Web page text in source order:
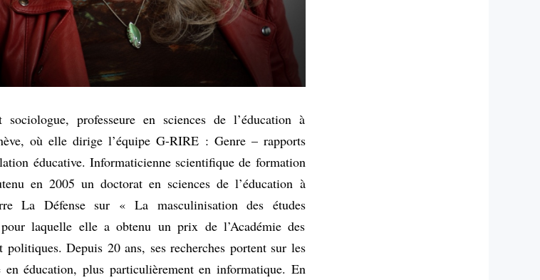
professeure en sciences de l’éducation à
où elle dirige l’équipe G-RIRE : Genre – rapports
éducative. Informaticienne scientifique de formation
en 2005 un doctorat en sciences de l’éducation à
La Défense sur « La masculinisation des études
laquelle elle a obtenu un prix de l’Académie des
politiques. Depuis 20 ans, ses recherches portent sur les
en éducation, plus particulièrement en informatique. En